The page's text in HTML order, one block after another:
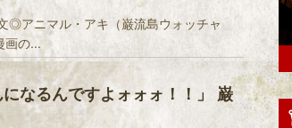
アニマル・アキ（巌流島ウォッチャ
画の...
なるんですよォォォ！！」 巌